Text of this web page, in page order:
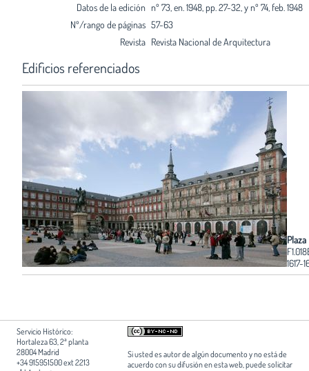
Datos de la edición nº 73, en. 1948, pp. 27-32, y nº 74, feb. 1948
Nº/rango de páginas 57-63
Revista Revista Nacional de Arquitectura
Edificios referenciados
1617-
Servicio Histórico:
Hortaleza 63, 2ª planta
28004 Madrid
+34 915951500 ext 2213
Si usted es autor de algún documento y no está de
acuerdo con su difusión en esta web, puede solicitar